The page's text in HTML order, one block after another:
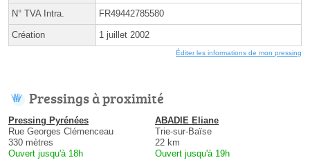
N° TVA Intra. FR49442785580
Création 1 juillet 2002
Éditer les informations de mon pressing
Pressings à proximité
Pressing Pyrénées
Rue Georges Clémenceau
330 mètres
Ouvert jusqu'à 18h
ABADIE Eliane
Trie-sur-Baïse
22 km
Ouvert jusqu'à 19h